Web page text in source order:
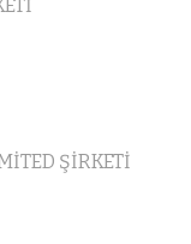
ŞİRKETİ